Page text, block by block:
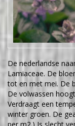
De nederlandse
Lamiaceae. De
tot en met mei. De
De volwassen
Verdraagt een
winter groen. De